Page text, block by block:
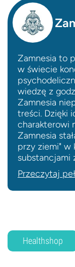
Zamnesia to
w świecie
wiedzę z
Zamnesia
treści. Dzięki
charakterowi
Zamnesia
przy ziemi" w
substancjami
Przeczytaj
Healthshop